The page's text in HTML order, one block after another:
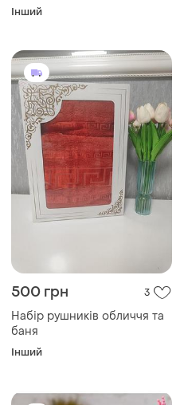
Інший
500 грн 3
Набір рушників обличчя та
баня
Інший